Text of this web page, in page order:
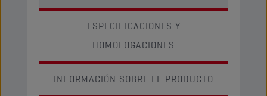
ESPECIFICACIONES Y
HOMOLOGACIONES
INFORMACIÓN SOBRE EL PRODUCTO